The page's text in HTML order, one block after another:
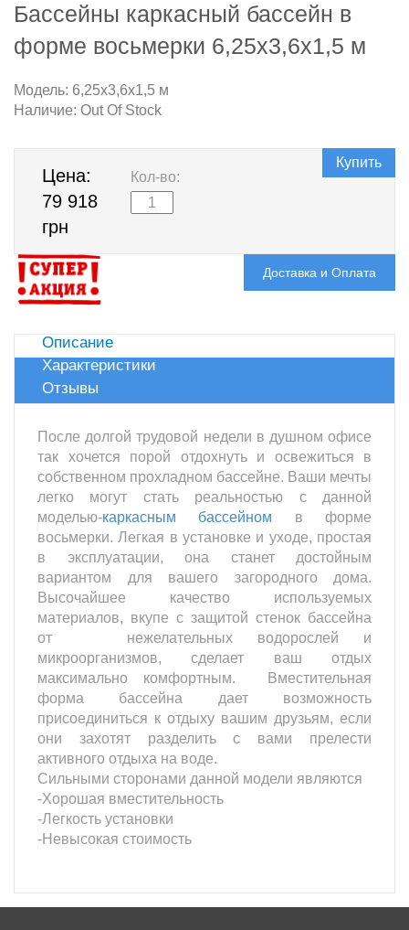
Бассейны каркасный бассейн в
форме восьмерки 6,25х3,6х1,5 м
Модель: 6,25х3,6х1,5 м
Наличие: Out Of Stock
Цена:
79 918
грн
Кол-во:
Купить
Доставка и Оплата
Описание
Характеристики
Отзывы
После долгой трудовой недели в душном офисе
так хочется порой отдохнуть и освежиться в
собственном прохладном бассейне. Ваши мечты
легко могут стать реальностью с данной
моделью-каркасным бассейном в форме
восьмерки. Легкая в установке и уходе, простая
в эксплуатации, она станет достойным
вариантом для вашего загородного дома.
Высочайшее качество используемых
материалов, вкупе с защитой стенок бассейна
от нежелательных водорослей и
микроорганизмов, сделает ваш отдых
максимально комфортным. Вместительная
форма бассейна дает возможность
присоединиться к отдыху вашим друзьям, если
они захотят разделить с вами прелести
активного отдыха на воде.
Сильными сторонами данной модели являются
-Хорошая вместительность
-Легкость установки
-Невысокая стоимость